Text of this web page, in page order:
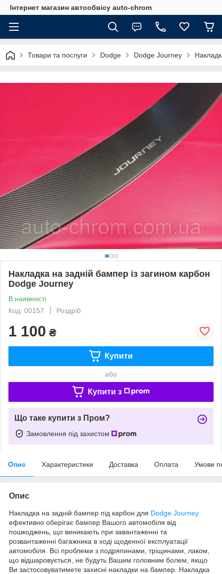
Інтернет магазин автообвісу auto-chrom
Товари та послуги Dodge Dodge Journey
Накладка на задній бампер із загином карбон
Dodge Journey
В наявності
Код: 00157
Роздріб
1 100 ₴
Купити
або
Купити з
Що таке купити з Пром?
Замовлення під захистом
Опис Характеристики Доставка Оплата Умови
Опис
Накладка на задній бампер під карбон для Dodge Journey
ефективно оберігає бампер Вашого автомобіля від
пошкоджень, що виникають при завантаженні та
розвантаженні багажника в ході щоденної експлуатації
автомобіля. Всі проблеми з подряпинами, тріщинами, лаком,
що відшаровується, не будуть Вашим головним болем, якщо
Ви застосовуватимете захисні накладки на бампер. Накладка